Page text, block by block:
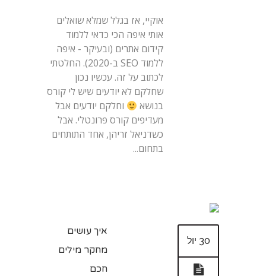
אוקיי, אז בגלל שמלא שואלים
אותי איפה הכי כדאי ללמוד
קידום אתרים (ובעיקר - איפה
ללמוד SEO ב-2020). החלטתי
לכתוב על זה. עכשיו נכון
שחלקם לא יודעים שיש לי קורס
בנושא
וחלקם יודעים אבל
מעדיפים קורס פרונטלי. אבל
כשדניאל זריהן, אחד התותחים
בתחום...
30 יול
איך עושים
מחקר מילים
חכם